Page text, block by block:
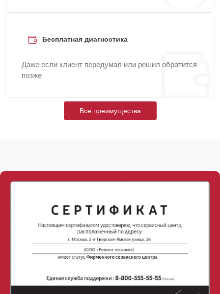
Бесплатная диагностика
Даже если клиент передумал или решил обратится
позже
Все преимущества